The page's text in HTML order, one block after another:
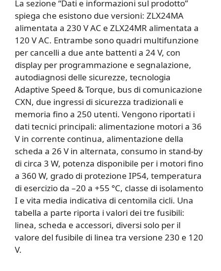
La sezione “Dati e informazioni sul prodotto”
spiega che esistono due versioni: ZLX24MA
alimentata a 230 V AC e ZLX24MR alimentata a
120 V AC. Entrambe sono quadri multifunzione
per cancelli a due ante battenti a 24 V, con
display per programmazione e segnalazione,
autodiagnosi delle sicurezze, tecnologia
Adaptive Speed & Torque, bus di comunicazione
CXN, due ingressi di sicurezza tradizionali e
memoria fino a 250 utenti. Vengono riportati i
dati tecnici principali: alimentazione motori a 36
V in corrente continua, alimentazione della
scheda a 26 V in alternata, consumo in stand-by
di circa 3 W, potenza disponibile per i motori fino
a 360 W, grado di protezione IP54, temperatura
di esercizio da –20 a +55 °C, classe di isolamento
I e vita media indicativa di centomila cicli. Una
tabella a parte riporta i valori dei tre fusibili:
linea, scheda e accessori, diversi solo per il
valore del fusibile di linea tra versione 230 e 120
V.